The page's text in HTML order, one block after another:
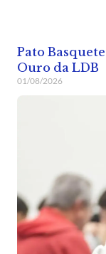
Pato
Ouro da LDB
01/08/2026